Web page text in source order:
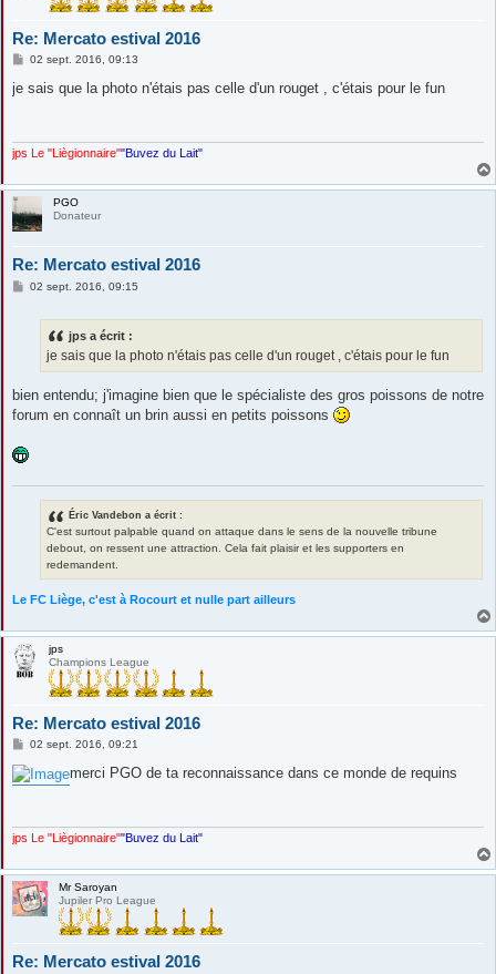
Re: Mercato estival 2016
M
s
02 sept. 2016, 09:13
je sais que la photo n'étais pas celle d'un rouget , c'étais pour le fun
jps Le "Liègionnaire""Buvez du Lait"
PGO
Donateur
Re: Mercato estival 2016
M02 sept. 2016, 09:15
jps a écrit :
je sais que la photo n'étais pas celle d'un rouget , c'étais pour le fun
bien entendu; j'imagine bien que le spécialiste des gros poissons de notre
forum en connaît un brin aussi en petits poissons
Éric Vandebon a écrit :
C'est surtout palpable quand on attaque dans le sens de la nouvelle tribune
debout, on ressent une attraction. Cela fait plaisir et les supporters en
redemandent.
Le FC Liège, c'est à Rocourt et nulle part ailleurs
jps
Champions League
Re: Mercato estival 2016
M
s
s
02 sept. 2016, 09:21
merci PGO de ta reconnaissance dans ce monde de requins
jps Le "Liègionnaire""Buvez du Lait"
Mr Saroyan
Jupiler Pro League
Re: Mercato estival 2016